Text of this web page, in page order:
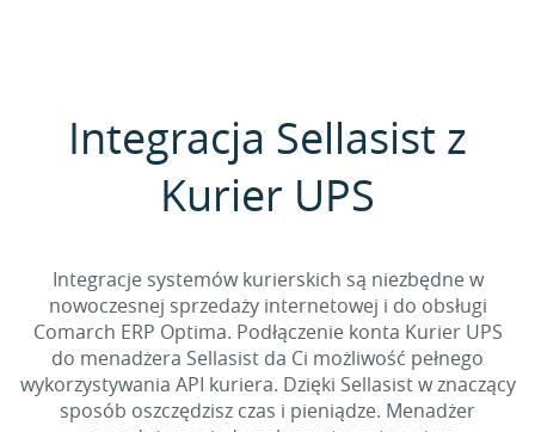
Integracja Sellasist z
Kurier UPS
Integracje systemów kurierskich są niezbędne w
nowoczesnej sprzedaży internetowej i do obsługi
Comarch ERP Optima. Podłączenie konta Kurier UPS
do menadżera Sellasist da Ci możliwość pełnego
wykorzystywania API kuriera. Dzięki Sellasist w znaczący
sposób oszczędzisz czas i pieniądze. Menadżer